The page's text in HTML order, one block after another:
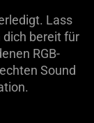
Lass
dich bereit für
RGB-
Sound